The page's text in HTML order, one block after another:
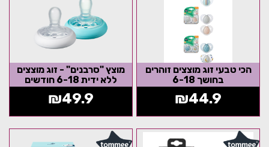
הכי טבעי זוג מוצצים זוהרים
בחושך 6-18
₪44.9
מוצץ "סרבנים" - זוג מוצצים
ללא ידית 6-18 חודשים
₪49.9